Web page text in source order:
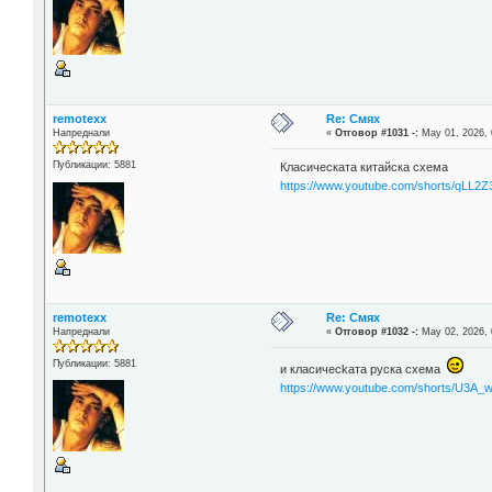
remotexx
Напреднали
Публикации: 5881
Re: Смях
«Отговор #1031 -: May 01, 2026,
Класическата китайска схема
https://www.youtube.com/shorts/
remotexx
Напреднали
Публикации: 5881
Re: Смях
«Отговор #1032 -: May 02, 2026,
и класичесkата руска схема
https://www.youtube.com/shorts/